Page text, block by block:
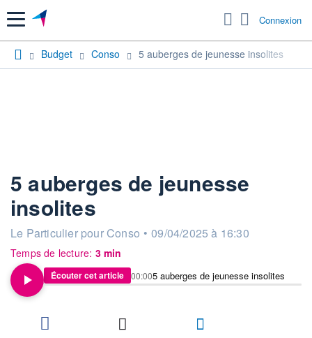
Menu Connexion
Budget Conso 5 auberges de jeunesse insolites
5 auberges de jeunesse
insolites
information fournie par
Le Particulier pour Conso • 09/04/2025 à 16:30
Temps de lecture: 3 min
Écouter cet article 5 auberges de jeunesse insolites
00:00